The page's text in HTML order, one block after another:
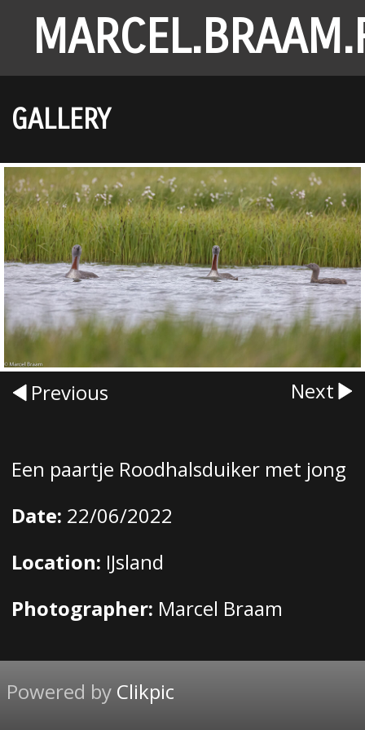
GALLERY
Previous Next
Een paartje Roodhalsduiker met jong
Date: 22/06/2022
Location: IJsland
Photographer: Marcel Braam
Powered by Clikpic